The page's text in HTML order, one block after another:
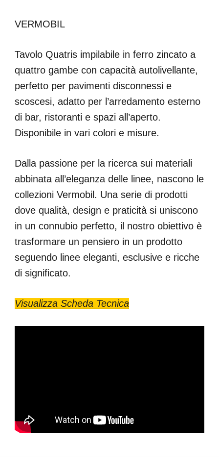
VERMOBIL
Tavolo Quatris impilabile in ferro zincato a
quattro gambe con capacità autolivellante,
perfetto per pavimenti disconnessi e
scoscesi, adatto per l’arredamento esterno
di bar, ristoranti e spazi all’aperto.
Disponibile in vari colori e misure.
Dalla passione per la ricerca sui materiali
abbinata all’eleganza delle linee, nascono le
collezioni Vermobil. Una serie di prodotti
dove qualità, design e praticità si uniscono
in un connubio perfetto, il nostro obiettivo è
trasformare un pensiero in un prodotto
seguendo linee eleganti, esclusive e ricche
di significato.
Visualizza Scheda Tecnica